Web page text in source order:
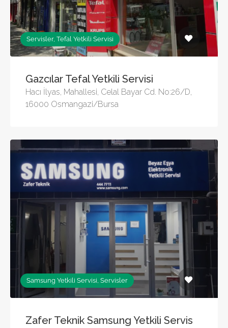
Servisler, Tefal Yetkili Servisi
Gazcılar Tefal Yetkili Servisi
Hacı İlyas, Mahallesi, Celal Bayar Cd. No:26/D,
16000 Osmangazi/Bursa
Samsung Yetkili Servisi, Servisler
Zafer Teknik Samsung Yetkili Servis